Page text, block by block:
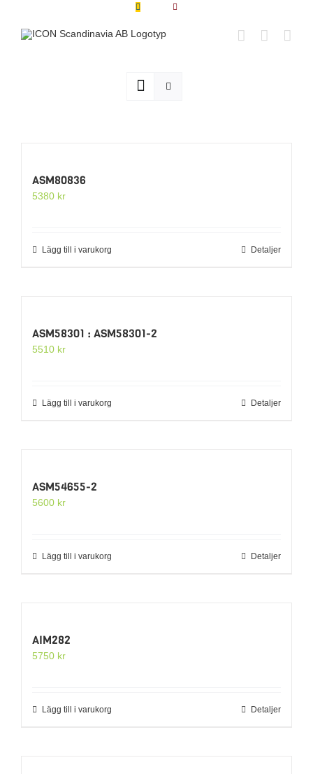
innehållet
ASM80836
5380 kr
Lägg till i varukorg Detaljer
ASM58301 : ASM58301-2
5510 kr
Lägg till i varukorg Detaljer
ASM54655-2
5600 kr
Lägg till i varukorg Detaljer
AIM282
5750 kr
Lägg till i varukorg Detaljer